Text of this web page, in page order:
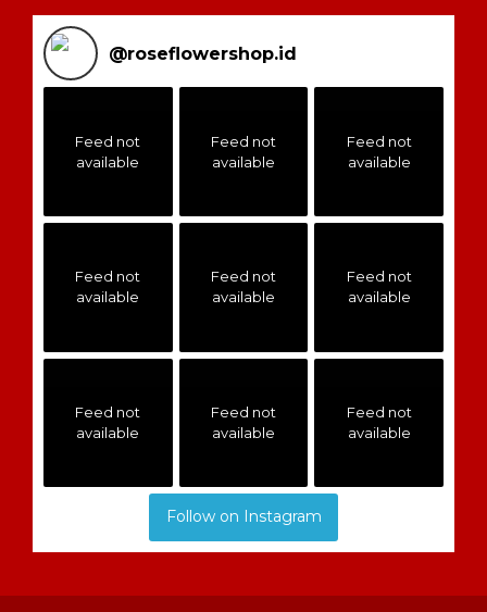
@roseflowershop.id
Feed not
available
Feed not
available
Feed not
available
Feed not
available
Feed not
available
Feed not
available
Feed not
available
Feed not
available
Feed not
available
Follow on Instagram